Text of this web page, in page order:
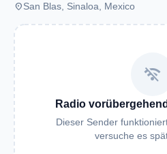
placeSan Blas, Sinaloa, Mexico
wifi_off
Radio
Dieser Sender
versuche es